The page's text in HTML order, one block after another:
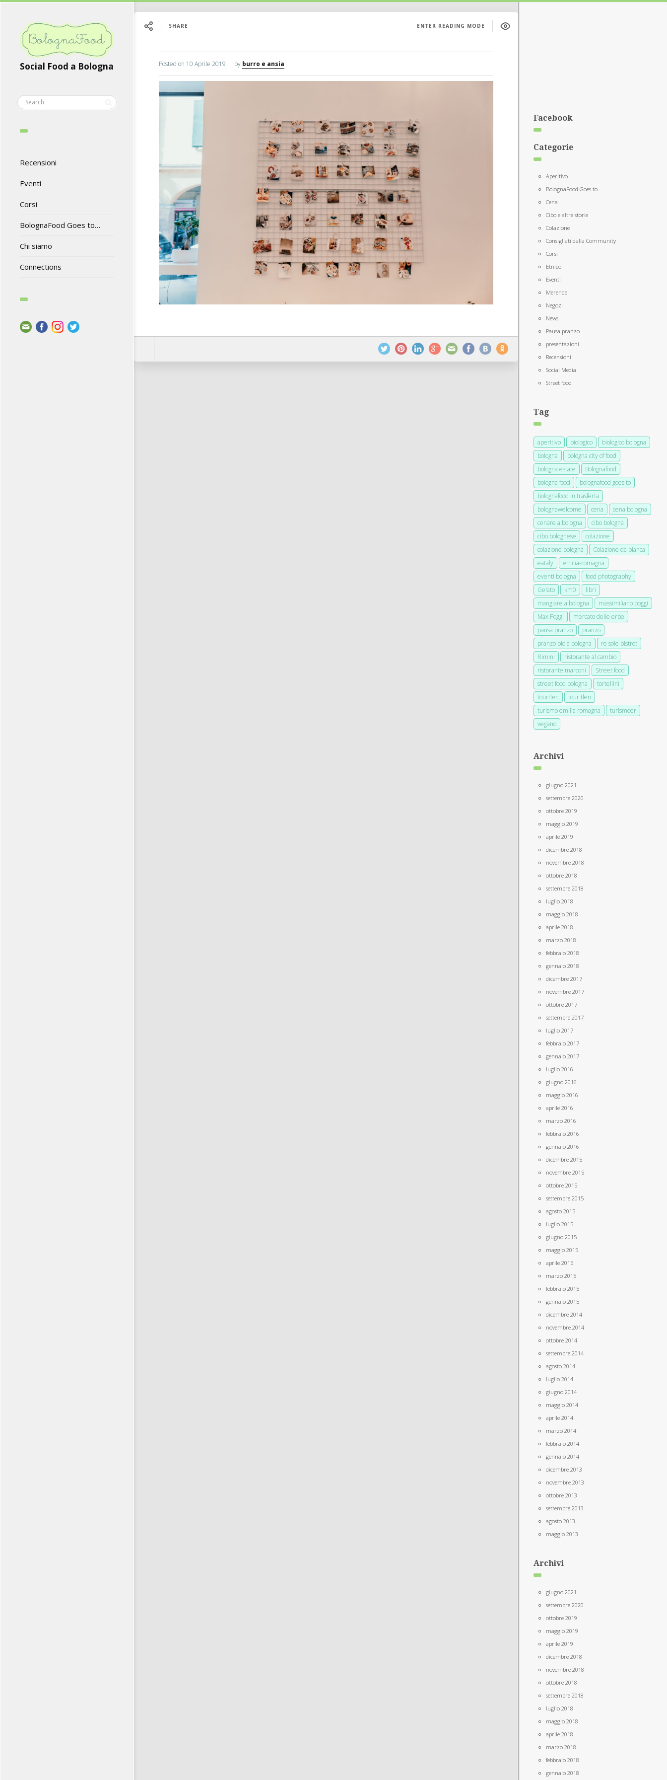
Social Food a Bologna
Recensioni
Eventi
Corsi
BolognaFood Goes to…
Chi siamo
Connections
SHARE ENTER READING MODE
Posted on 10 Aprile 2019 by burro e ansia
Facebook
Categorie
Aperitivo
BolognaFood Goes to…
Cena
Cibo e altre storie
Colazione
Consigliati dalla Community
Corsi
Etnico
Eventi
Merenda
Negozi
News
Pausa pranzo
presentazioni
Recensioni
Social Media
Street food
Tag
aperitivo biologico
biologico bologna
bologna
bologna city of food
bologna estate
Bolognafood
bologna food
bolognafood goes to
bolognafood in trasferta
bolognawelcome
cena
cena bologna
cenare a bologna
cibo bologna
cibo bolognese
colazione
colazione bologna
Colazione da bianca
eataly
emilia-romagna
eventi bologna
food photography
Gelato
km0
libri
mangiare a bologna
massimiliano poggi
Max Poggi
mercato delle erbe
pausa pranzo
pranzo
pranzo bio a bologna
re sole bistrot
Rimini
ristorante al cambio
ristorante marconi
Street food
street food bologna
tortellini
tourtlen
tour tlen
turismo emilia romagna
turismoer
vegano
Archivi
giugno 2021
settembre 2020
ottobre 2019
maggio 2019
aprile 2019
dicembre 2018
novembre 2018
ottobre 2018
settembre 2018
luglio 2018
maggio 2018
aprile 2018
marzo 2018
febbraio 2018
gennaio 2018
dicembre 2017
novembre 2017
ottobre 2017
settembre 2017
luglio 2017
febbraio 2017
gennaio 2017
luglio 2016
giugno 2016
maggio 2016
aprile 2016
marzo 2016
febbraio 2016
gennaio 2016
dicembre 2015
novembre 2015
ottobre 2015
settembre 2015
agosto 2015
luglio 2015
giugno 2015
maggio 2015
aprile 2015
marzo 2015
febbraio 2015
gennaio 2015
dicembre 2014
novembre 2014
ottobre 2014
settembre 2014
agosto 2014
luglio 2014
giugno 2014
maggio 2014
aprile 2014
marzo 2014
febbraio 2014
gennaio 2014
dicembre 2013
novembre 2013
ottobre 2013
settembre 2013
agosto 2013
maggio 2013
Archivi
giugno 2021
settembre 2020
ottobre 2019
maggio 2019
aprile 2019
dicembre 2018
novembre 2018
ottobre 2018
settembre 2018
luglio 2018
maggio 2018
aprile 2018
marzo 2018
febbraio 2018
gennaio 2018